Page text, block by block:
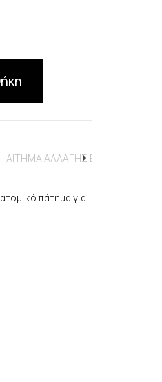
ΑΙΤΗΜΑ ΑΛΛΑΓΗΣ ΕΠΙΣΤΡΟΦΗΣ
πάτημα για